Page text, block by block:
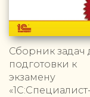
Сборник задач
подготовки к
экзамену
«1С:Специалист-